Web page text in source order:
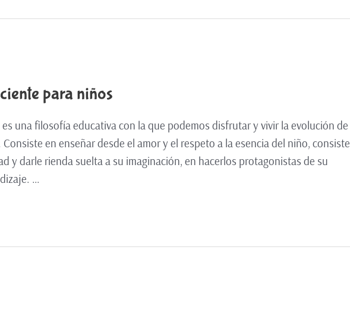
para niños
una filosofía educativa con la que podemos disfrutar y vivir la evolución de
en enseñar desde el amor y el respeto a la esencia del niño, consiste
y darle rienda suelta a su imaginación, en hacerlos protagonistas de su
…